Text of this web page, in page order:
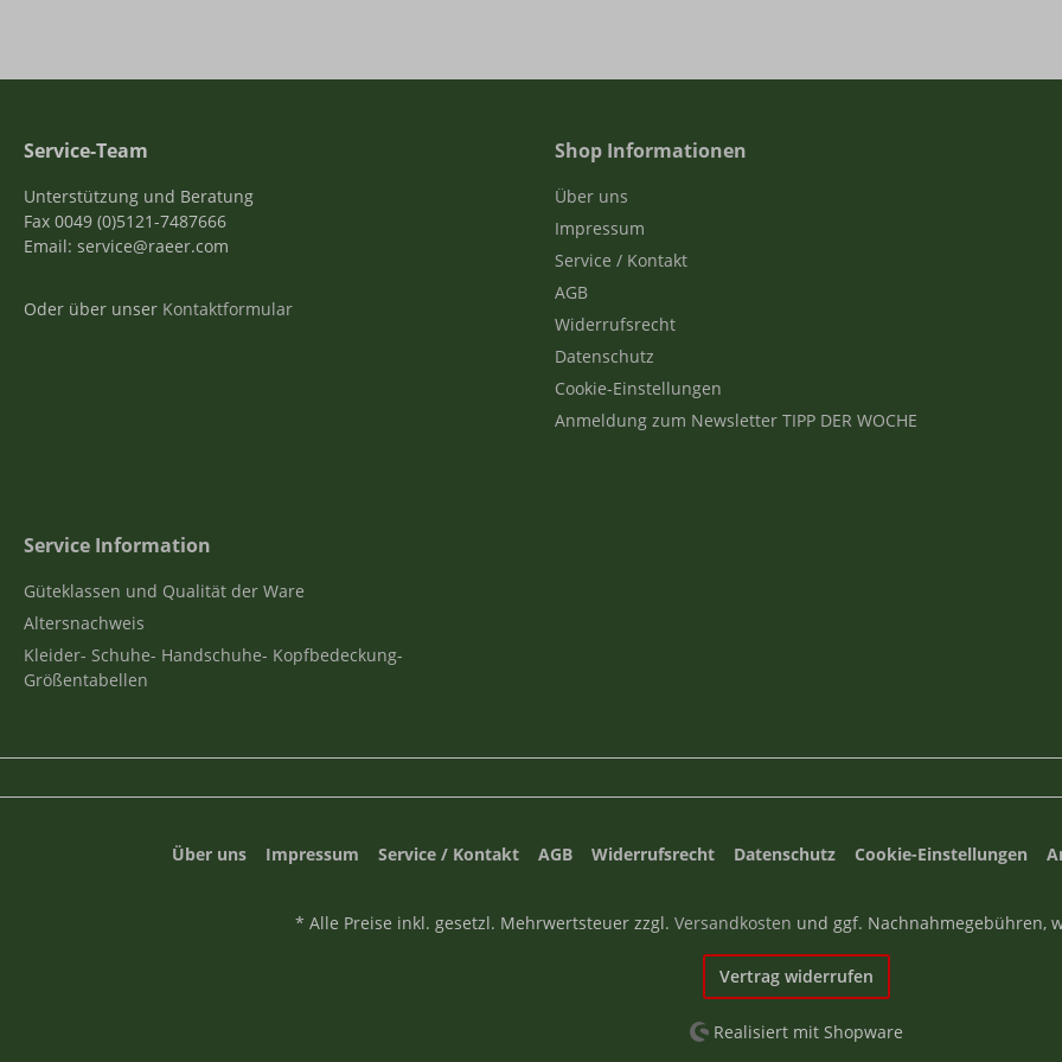
Service-Team
Unterstützung und Beratung
Fax 0049 (0)5121-7487666
Email: service@raeer.com
Oder über unser Kontaktformular
Shop Informationen
Über uns
Impressum
Service / Kontakt
AGB
Widerrufsrecht
Datenschutz
Cookie-Einstellungen
Anmeldung zum Newsletter TIPP DER WOCHE
Service Information
Güteklassen und Qualität der Ware
Altersnachweis
Kleider- Schuhe- Handschuhe- Kopfbedeckung-
Größentabellen
Über uns Impressum Service / Kontakt AGB Widerrufsrecht Datenschutz Cookie-Einstellungen
* Alle Preise inkl. gesetzl. Mehrwertsteuer zzgl. Versandkosten und ggf. Nachnahmegebühren,
Vertrag widerrufen
Realisiert mit Shopware